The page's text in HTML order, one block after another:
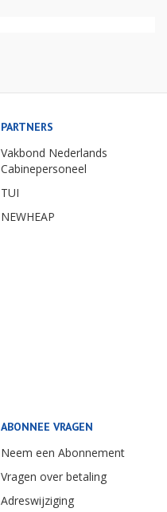
PARTNERS
Vakbond Nederlands
Cabinepersoneel
TUI
NEWHEAP
ABONNEE VRAGEN
Neem een Abonnement
Vragen over betaling
Adreswijziging